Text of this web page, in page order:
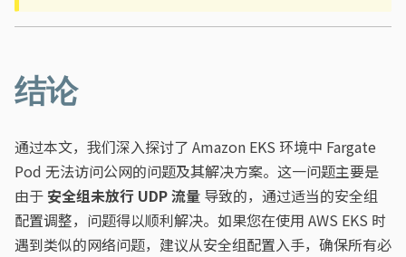
结论
通过本文，我们深入探讨了 Amazon EKS 环境中 Fargate
Pod 无法访问公网的问题及其解决方案。这一问题主要是
由于 安全组未放行 UDP 流量 导致的，通过适当的安全组
配置调整，问题得以顺利解决。如果您在使用 AWS EKS 时
遇到类似的网络问题，建议从安全组配置入手，确保所有必